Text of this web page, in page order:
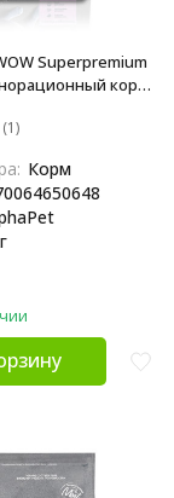
Superpremium
корм
с уткой и
(1)
Корм